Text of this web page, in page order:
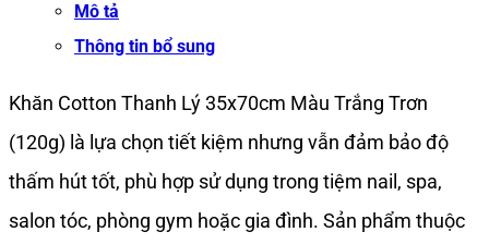
Màu
Trắng
Trơn
(120g)
Mô tả
Thông tin bổ sung
Khăn Cotton Thanh Lý 35x70cm Màu Trắng Trơn
(120g) là lựa chọn tiết kiệm nhưng vẫn đảm bảo độ
thấm hút tốt, phù hợp sử dụng trong tiệm nail, spa,
salon tóc, phòng gym hoặc gia đình. Sản phẩm thuộc